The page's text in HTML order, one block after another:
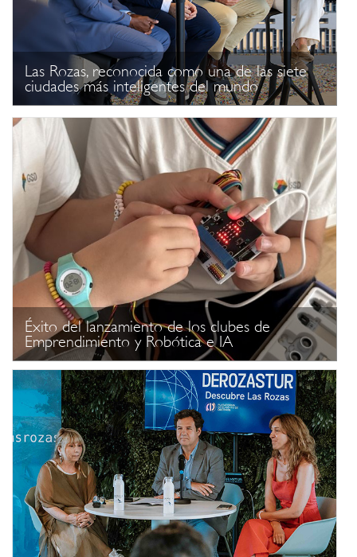
Las Rozas, reconocida como una de las siete
ciudades más inteligentes del mundo
Éxito del lanzamiento de los clubes de
Emprendimiento y Robótica e IA